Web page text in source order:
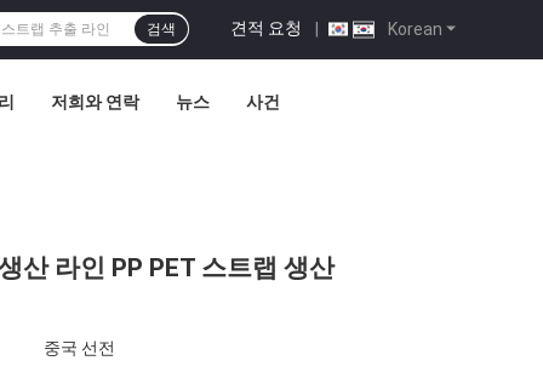
Korean
견적 요청 |
검색
저희와 연락 뉴스 사건
산 라인 PP PET 스트랩 생산
중국 선전